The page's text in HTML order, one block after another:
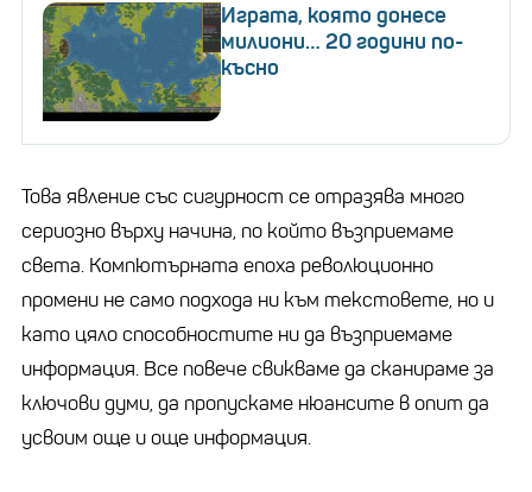
Играта, която донесе
милиони… 20 години по-
късно
Това явление със сигурност се отразява много
сериозно върху начина, по който възприемаме
света. Компютърната епоха революционно
промени не само подхода ни към текстовете, но и
като цяло способностите ни да възприемаме
информация. Все повече свикваме да сканираме за
ключови думи, да пропускаме нюансите в опит да
усвоим още и още информация.